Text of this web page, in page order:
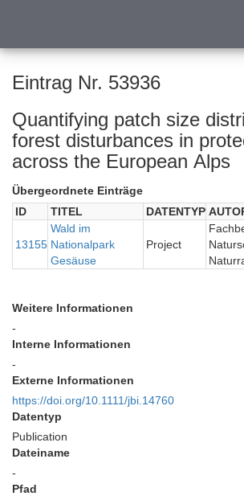
Eintrag Nr. 53936
Quantifying patch size
forest disturbances in
across the European Alps
Übergeordnete Einträge
ID
TITEL DATENTYP
13155
Wald im
Nationalpark
Gesäuse
Project
Weitere Informationen
-
Interne Informationen
-
Externe Informationen
https://doi.org/10.1111/jbi.14760
Datentyp
Publication
Dateiname
-
Pfad